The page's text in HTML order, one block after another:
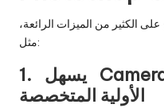
الكثير من الميزات الرائعة،
مثل:
1. يسهل Camera Raw معالجة الصور
الأولية المتخصصة